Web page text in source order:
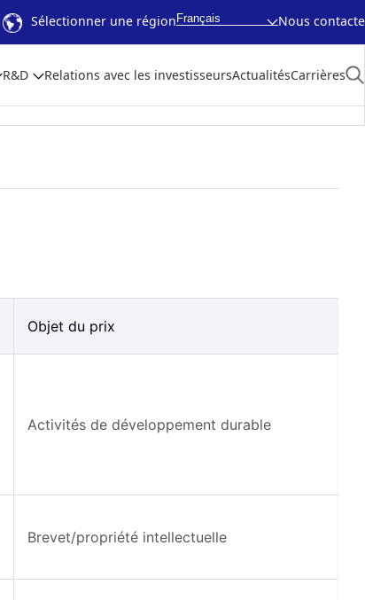
Sélectionner une région Français Nous contacte
R&D Relations avec les investisseursActualitésCarrières
Objet du prix
Activités de développement durable
Brevet/propriété intellectuelle